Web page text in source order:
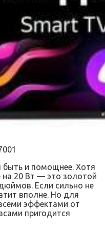
быть и помощнее. Хотя
на 20 Вт — это золотой
Если сильно не
вполне. Но для
эффектами от
пригодится